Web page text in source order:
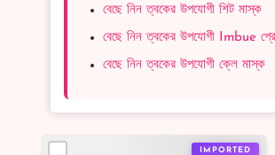
বেছে নিন ত্বকের উপযোগী শিট মাস্ক
বেছে নিন ত্বকের উপযোগী Imbue
বেছে নিন ত্বকের উপযোগী ক্লে মাস্ক
IMPORTED